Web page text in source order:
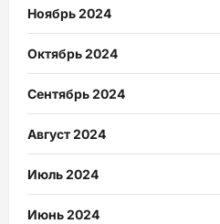
Ноябрь 2024
Октябрь 2024
Сентябрь 2024
Август 2024
Июль 2024
Июнь 2024